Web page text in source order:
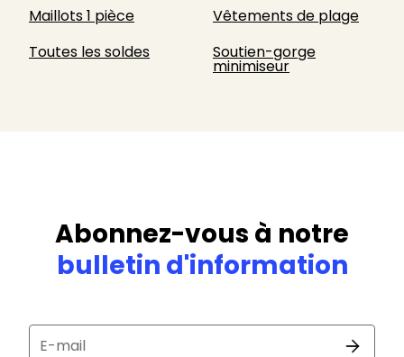
Maillots 1 pièce
Vêtements de plage
Toutes les soldes
Soutien-gorge
minimiseur
Abonnez-vous à notre
bulletin d'information
E-mail